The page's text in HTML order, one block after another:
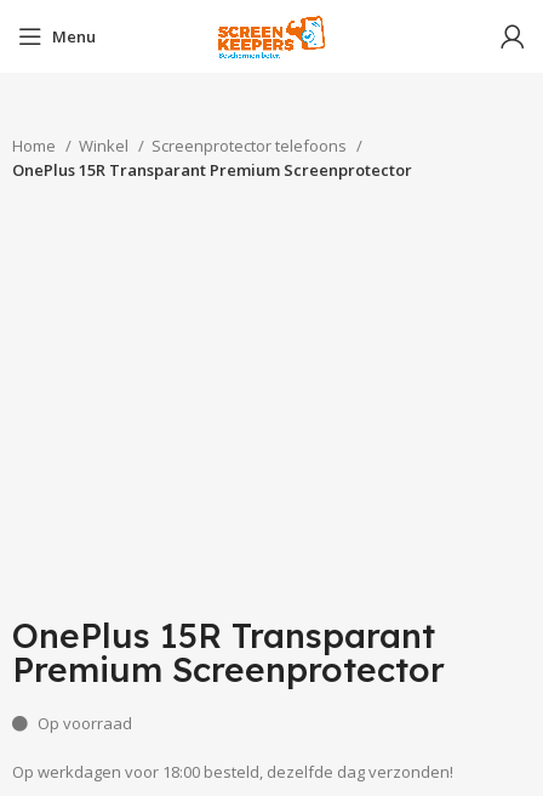
Menu
Home Winkel
Screenprotector telefoons
OnePlus 15R Transparant Premium Screenprotector
OnePlus 15R Transparant
Premium Screenprotector
Op voorraad
Op werkdagen voor 18:00 besteld, dezelfde dag verzonden!